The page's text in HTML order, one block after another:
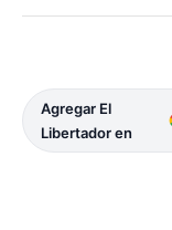
Agregar El
Libertador en